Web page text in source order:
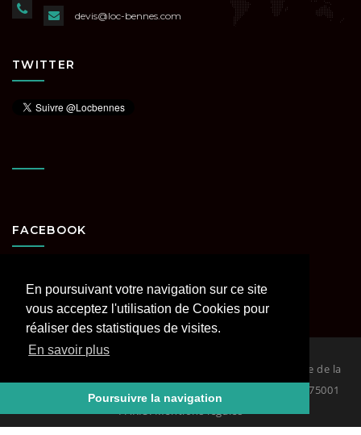
En poursuivant votre navigation sur ce site
vous acceptez l'utilisation de Cookies pour
réaliser des statistiques de visites.
En savoir plus
Poursuivre la navigation
devis@loc-bennes.com
TWITTER
FACEBOOK
Loc Bennes Paris et Région parisienne spécialiste de la
location de benne. RCS PARIS Siège : 29 rue Coquillière 75001
PARIS. Mentions légales